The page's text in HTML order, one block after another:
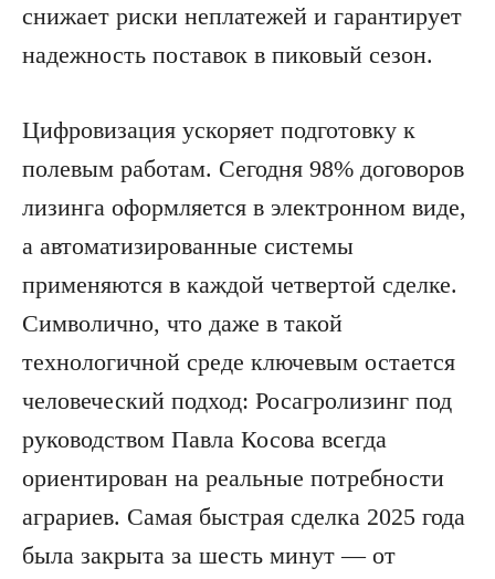
снижает риски неплатежей и гарантирует
надежность поставок в пиковый сезон.
Цифровизация ускоряет подготовку к
полевым работам. Сегодня 98% договоров
лизинга оформляется в электронном виде,
а автоматизированные системы
применяются в каждой четвертой сделке.
Символично, что даже в такой
технологичной среде ключевым остается
человеческий подход: Росагролизинг под
руководством Павла Косова всегда
ориентирован на реальные потребности
аграриев. Самая быстрая сделка 2025 года
была закрыта за шесть минут — от